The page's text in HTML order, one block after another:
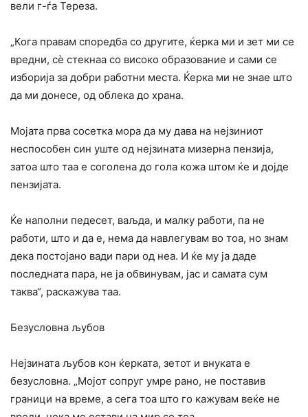
вели г-ѓа Тереза.
„Кога правам споредба со другите, ќерка ми и зет ми се
вредни, сè стекнаа со високо образование и сами се
изборија за добри работни места. Ќерка ми не знае што
да ми донесе, од облека до храна.
Мојата прва сосетка мора да му дава на нејзиниот
неспособен син уште од нејзината мизерна пензија,
затоа што таа е соголена до гола кожа штом ќе и дојде
пензијата.
Ќе наполни педесет, ваљда, и малку работи, па не
работи, што и да е, нема да навлегувам во тоа, но знам
дека постојано вади пари од неа. И ќе му ја даде
последната пара, не ја обвинувам, јас и самата сум
таква“, раскажува таа.
Безусловна љубов
Нејзината љубов кон ќерката, зетот и внуката е
безусловна. „Мојот сопруг умре рано, не поставив
граници на време, а сега тоа што го кажувам веќе не